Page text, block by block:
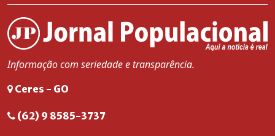
Informação com seriedade e transparência.
Ceres - GO
(62) 9 8585-3737